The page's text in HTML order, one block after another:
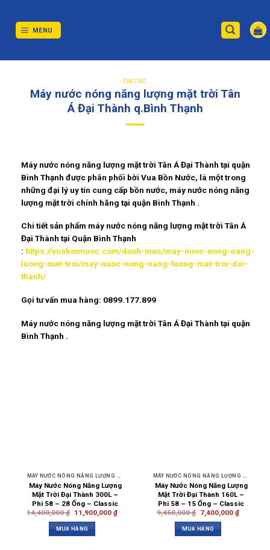
content
MENU
TIN TỨC
Máy nước nóng năng lượng mặt trời Tân
Á Đại Thành q.Bình Thạnh
Máy nước nóng năng lượng mặt trời Tân Á Đại Thành tại quận
Bình Thạnh được phân phối bời Vua Bồn Nước, là một trong
những đại lý uy tín cung cấp bồn nước, máy nước nóng năng
lượng mặt trời chính hãng tại quận Bình Thạnh .
Chi tiết sản phẩm máy nước nóng năng lượng mặt trời Tân Á
Đại Thành tại Quận Bình Thạnh
: https://vuabonnuoc.com/danh-muc/may-nuoc-nong-nang-
luong-mat-troi/may-nuoc-nong-nang-luong-mat-troi-dai-
thanh/
Gọi tư vấn mua hàng: 0899.177.899
Máy nước nóng năng lượng mặt trời Tân Á Đại Thành tại quận
Bình Thạnh .
MÁY NƯỚC NÓNG NĂNG LƯỢNG MẶT TRỜI
Máy Nước Nóng Năng Lượng
Mặt Trời Đại Thành 300L –
Phi 58 – 28 Ống – Classic
14,400,000₫ 11,900,000 ₫
MUA HÀNG
MÁY NƯỚC NÓNG NĂNG LƯỢNG MẶT TRỜI
Máy Nước Nóng Năng Lượng
Mặt Trời Đại Thành 160L –
Phi 58 – 15 Ống – Classic
9,450,000₫ 7,400,000 ₫
MUA HÀNG